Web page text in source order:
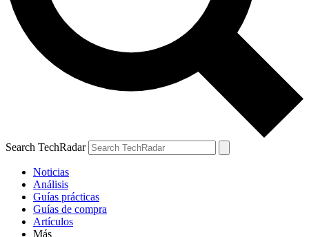
Search TechRadar
Noticias
Análisis
Guías prácticas
Guías de compra
Artículos
Más